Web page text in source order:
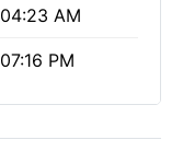
04:23 AM
07:16 PM